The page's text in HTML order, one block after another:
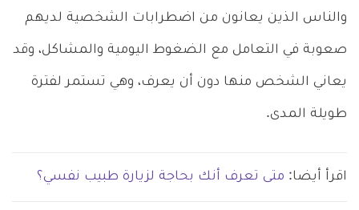
والناس الذين يعانون من اضطرابات الشخصية لديهم
صعوبة في التعامل مع الضغوط اليومية والمشاكل، وقد
يعاني الشخص منها دون أن يعرف، وهي تستمر لفترة
طويلة المدى.
اقرأ أيضا: متى تعرف أنك بحاجة لزيارة طبيب نفسي؟